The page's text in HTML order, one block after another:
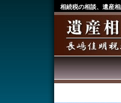
相続税の相談、遺産